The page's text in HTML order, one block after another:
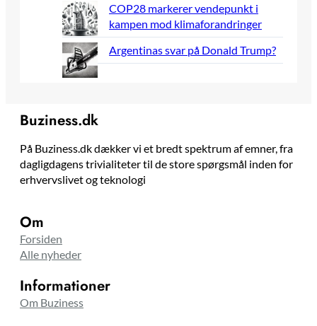
COP28 markerer vendepunkt i
kampen mod klimaforandringer
Argentinas svar på Donald Trump?
Buziness.dk
På Buziness.dk dækker vi et bredt spektrum af emner, fra
dagligdagens trivialiteter til de store spørgsmål inden for
erhvervslivet og teknologi
Om
Forsiden
Alle nyheder
Informationer
Om Buziness